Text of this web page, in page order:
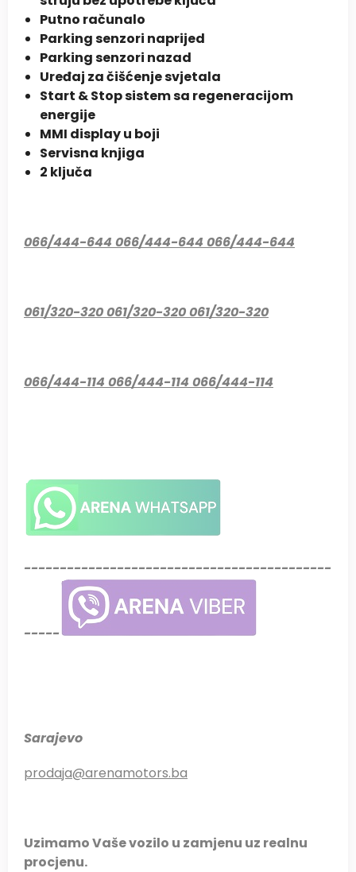
Putno računalo
Parking senzori naprijed
Parking senzori nazad
Uređaj za čišćenje svjetala
Start & Stop sistem sa regeneracijom
energije
MMI display u boji
Servisna knjiga
2 ključa
066/444-644 066/444-644 066/444-644
061/320-320 061/320-320 061/320-320
066/444-114 066/444-114 066/444-114
-------------------------------------------
-----
Sarajevo
prodaja@arenamotors.ba
Uzimamo Vaše vozilo u zamjenu uz realnu
procjenu.